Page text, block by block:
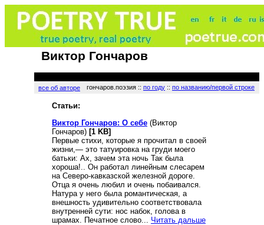
Виктор Гончаров
все об авторе гончаров.поэзия :: по году :: по названию/первой строке
Статьи:
Виктор Гончаров: О себе (Виктор
Гончаров) [1 KB]
Первые стихи, которые я прочитал в своей
жизни,— это татуировка на груди моего
батьки: Ах, зачем эта ночь Так была
хороша!.. Он работал линейным слесарем
на Северо-кавказской железной дороге.
Отца я очень любил и очень побаивался.
Натура у него была романтическая, а
внешность удивительно соответствовала
внутренней сути: нос набок, голова в
шрамах. Печатное слово... Читать дальше